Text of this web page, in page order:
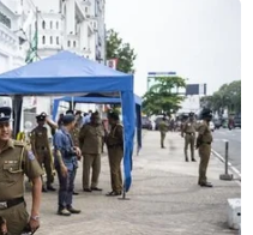
64,9-66,4 triệu
ra)./.
(TTXVN/Vietnam+)